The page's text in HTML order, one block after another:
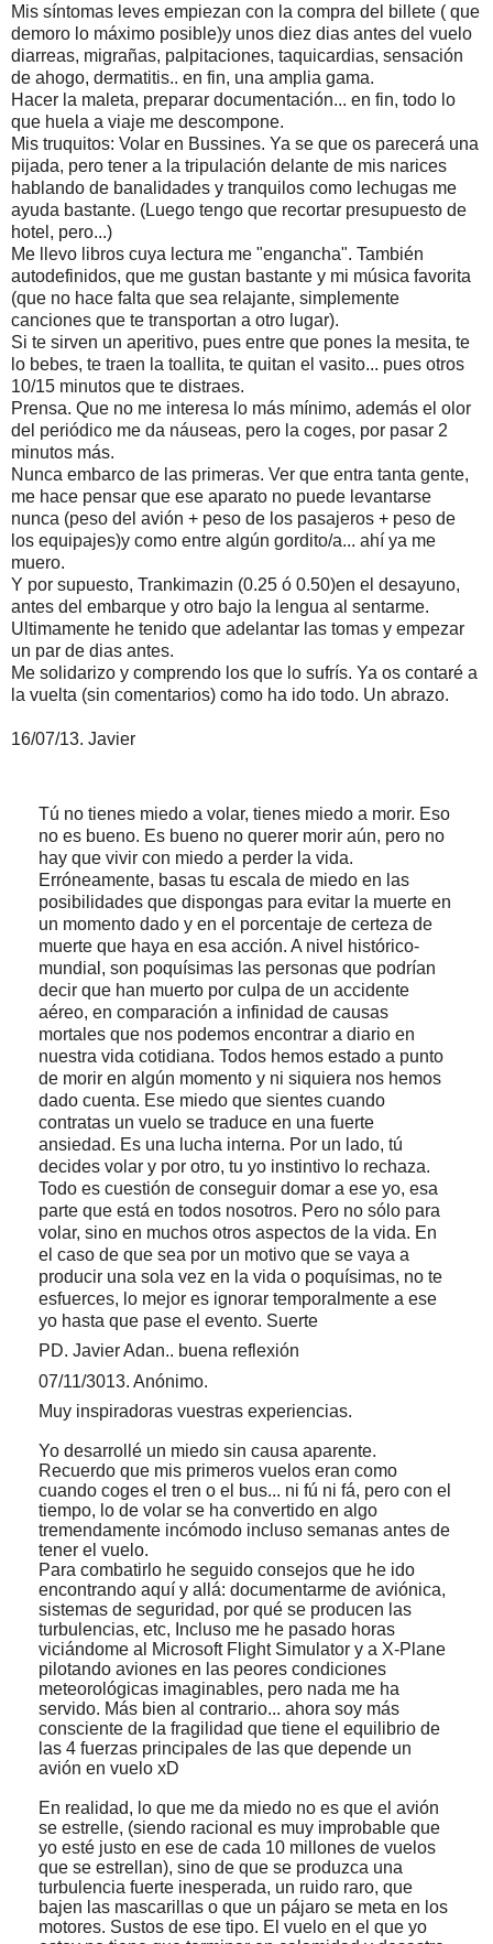
Mis síntomas leves empiezan con la compra del billete ( que
demoro lo máximo posible)y unos diez dias antes del vuelo
diarreas, migrañas, palpitaciones, taquicardias, sensación
de ahogo, dermatitis.. en fin, una amplia gama.
Hacer la maleta, preparar documentación... en fin, todo lo
que huela a viaje me descompone.
Mis truquitos: Volar en Bussines. Ya se que os parecerá una
pijada, pero tener a la tripulación delante de mis narices
hablando de banalidades y tranquilos como lechugas me
ayuda bastante. (Luego tengo que recortar presupuesto de
hotel, pero...)
Me llevo libros cuya lectura me "engancha". También
autodefinidos, que me gustan bastante y mi música favorita
(que no hace falta que sea relajante, simplemente
canciones que te transportan a otro lugar).
Si te sirven un aperitivo, pues entre que pones la mesita, te
lo bebes, te traen la toallita, te quitan el vasito... pues otros
10/15 minutos que te distraes.
Prensa. Que no me interesa lo más mínimo, además el olor
del periódico me da náuseas, pero la coges, por pasar 2
minutos más.
Nunca embarco de las primeras. Ver que entra tanta gente,
me hace pensar que ese aparato no puede levantarse
nunca (peso del avión + peso de los pasajeros + peso de
los equipajes)y como entre algún gordito/a... ahí ya me
muero.
Y por supuesto, Trankimazin (0.25 ó 0.50)en el desayuno,
antes del embarque y otro bajo la lengua al sentarme.
Ultimamente he tenido que adelantar las tomas y empezar
un par de dias antes.
Me solidarizo y comprendo los que lo sufrís. Ya os contaré a
la vuelta (sin comentarios) como ha ido todo. Un abrazo.
16/07/13. Javier
Tú no tienes miedo a volar, tienes miedo a morir. Eso
no es bueno. Es bueno no querer morir aún, pero no
hay que vivir con miedo a perder la vida.
Erróneamente, basas tu escala de miedo en las
posibilidades que dispongas para evitar la muerte en
un momento dado y en el porcentaje de certeza de
muerte que haya en esa acción. A nivel histórico-
mundial, son poquísimas las personas que podrían
decir que han muerto por culpa de un accidente
aéreo, en comparación a infinidad de causas
mortales que nos podemos encontrar a diario en
nuestra vida cotidiana. Todos hemos estado a punto
de morir en algún momento y ni siquiera nos hemos
dado cuenta. Ese miedo que sientes cuando
contratas un vuelo se traduce en una fuerte
ansiedad. Es una lucha interna. Por un lado, tú
decides volar y por otro, tu yo instintivo lo rechaza.
Todo es cuestión de conseguir domar a ese yo, esa
parte que está en todos nosotros. Pero no sólo para
volar, sino en muchos otros aspectos de la vida. En
el caso de que sea por un motivo que se vaya a
producir una sola vez en la vida o poquísimas, no te
esfuerces, lo mejor es ignorar temporalmente a ese
yo hasta que pase el evento. Suerte
PD. Javier Adan.. buena reflexión
07/11/3013. Anónimo.
Muy inspiradoras vuestras experiencias.
Yo desarrollé un miedo sin causa aparente.
Recuerdo que mis primeros vuelos eran como
cuando coges el tren o el bus... ni fú ni fá, pero con el
tiempo, lo de volar se ha convertido en algo
tremendamente incómodo incluso semanas antes de
tener el vuelo.
Para combatirlo he seguido consejos que he ido
encontrando aquí y allá: documentarme de aviónica,
sistemas de seguridad, por qué se producen las
turbulencias, etc, Incluso me he pasado horas
viciándome al Microsoft Flight Simulator y a X-Plane
pilotando aviones en las peores condiciones
meteorológicas imaginables, pero nada me ha
servido. Más bien al contrario... ahora soy más
consciente de la fragilidad que tiene el equilibrio de
las 4 fuerzas principales de las que depende un
avión en vuelo xD
En realidad, lo que me da miedo no es que el avión
se estrelle, (siendo racional es muy improbable que
yo esté justo en ese de cada 10 millones de vuelos
que se estrellan), sino de que se produzca una
turbulencia fuerte inesperada, un ruido raro, que
bajen las mascarillas o que un pájaro se meta en los
motores. Sustos de ese tipo. El vuelo en el que yo